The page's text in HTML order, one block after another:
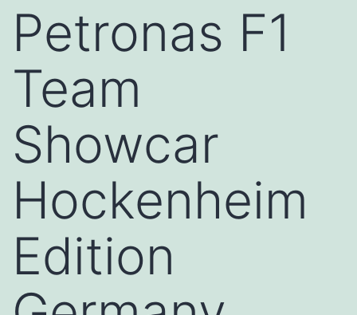
Petronas F1
Team
Showcar
Hockenheim
Edition